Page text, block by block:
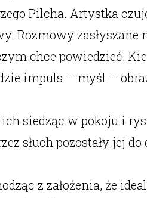
Pilcha. Artystka
Rozmowy zasłyszane
chce powiedzieć.
impuls – myśl –
ich siedząc w pokoju i
słuch pozostały jej do
z założenia, że